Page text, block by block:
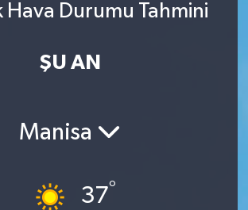
Hava Durumu Tahmini
ŞU AN
Manisa
37°